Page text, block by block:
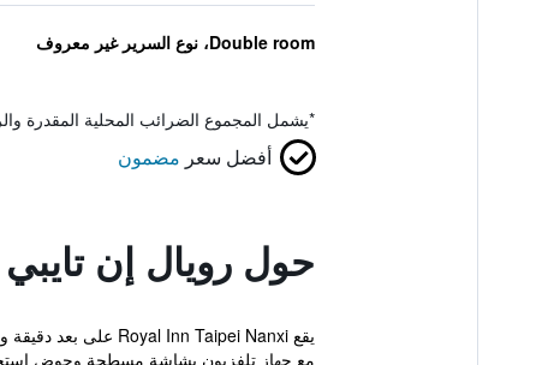
Double room، نوع السرير غير معروف
*يشمل المجموع الضرائب المحلية المقدرة
أفضل سعر مضمون
حول رويال إن
مع جهاز تلفزيون بشاشة مسطحة وحوض